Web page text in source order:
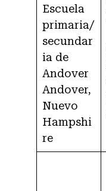
Escuela
primaria/
secundar
ia de
Andover
Andover,
Nuevo
Hampshi
re